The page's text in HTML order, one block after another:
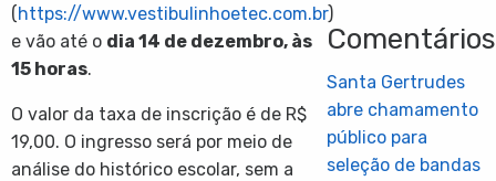
(https://www.vestibulinhoetec.com.br)
e vão até o dia 14 de dezembro, às
15 horas.
O valor da taxa de inscrição é de R$
19,00. O ingresso será por meio de
análise do histórico escolar, sem a
Comentários
Santa Gertrudes
abre chamamento
público para
seleção de bandas